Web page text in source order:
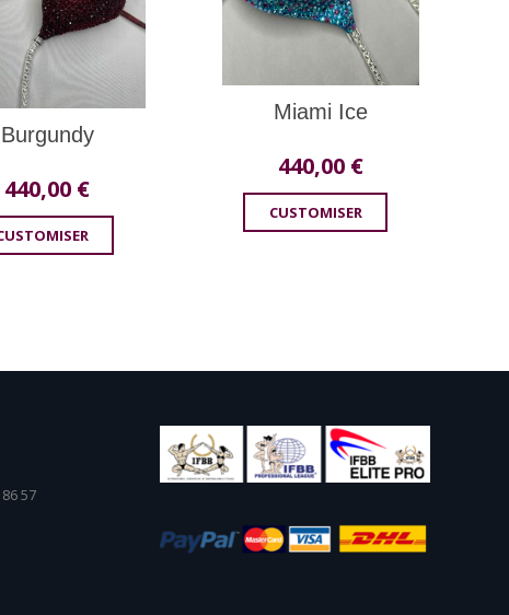
Burgundy
440,00 €
Miami Ice
440,00 €
CUSTOMISER
57